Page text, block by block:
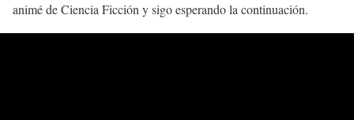
animé de Ciencia Ficción y sigo esperando la continuación.